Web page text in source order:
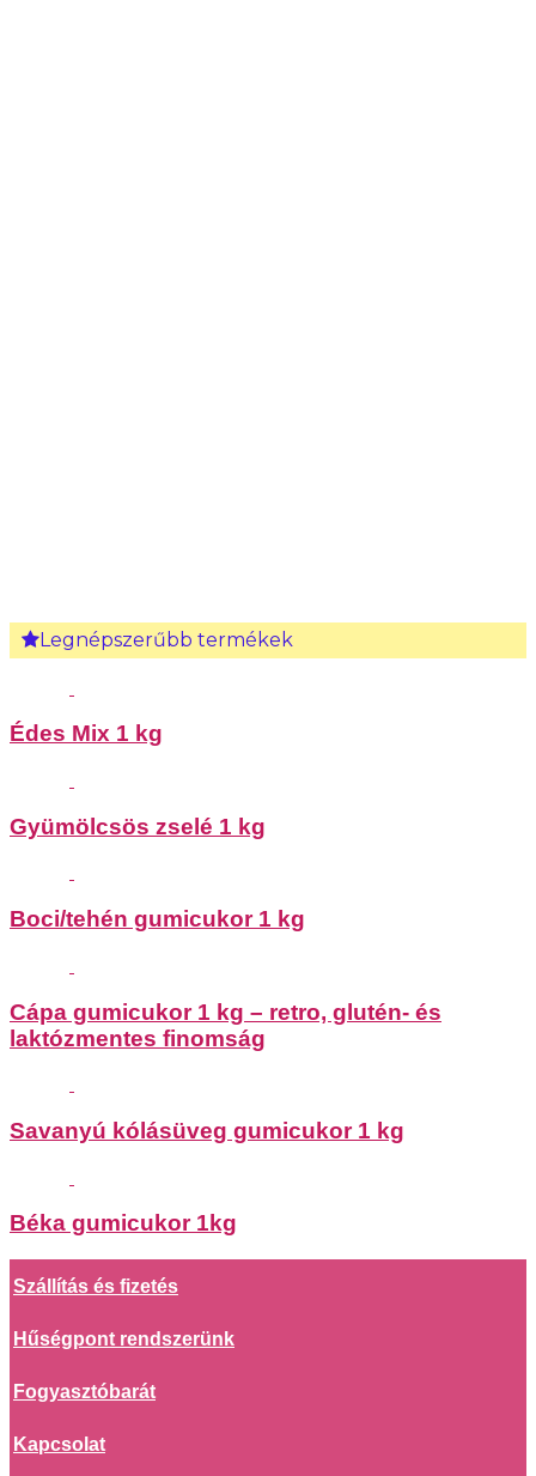
Legnépszerűbb termékek
Édes Mix 1 kg
Gyümölcsös zselé 1 kg
Boci/tehén gumicukor 1 kg
Cápa gumicukor 1 kg – retro, glutén- és
laktózmentes finomság
Savanyú kólásüveg gumicukor 1 kg
Béka gumicukor 1kg
Szállítás és fizetés
Hűségpont rendszerünk
Fogyasztóbarát
Kapcsolat